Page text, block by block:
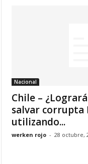
Nacional
Chile –
salvar corrupta
utilizando...
werken rojo - 28 octubre,